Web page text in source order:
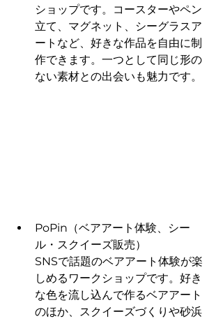
ショップです。コースターやペン
立て、マグネット、シーグラスア
ートなど、好きな作品を自由に制
作できます。一つとして同じ形の
ない素材との出会いも魅力です。
PoPin（ベアアート体験、シー
ル・スクイーズ販売）
SNSで話題のベアアート体験が楽
しめるワークショップです。好き
な色を流し込んで作るベアアート
のほか、スクイーズづくりや砂浜